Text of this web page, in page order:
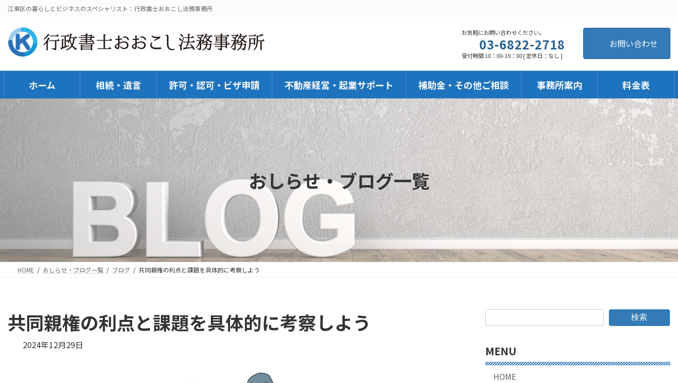
コ
ン
へ
キ
ッ
プ
ナ
ー
ョ
に
移
動
江東区の暮らしとビジネスのスペシャリスト：行政書士おおこし法務事務所
お気軽にお問い合わせください。
03-6822-2718
受付時間 10：00-19：00 [ 定休日：なし ]
お問い合わせ
ホーム 相続・遺言 許可・認可・ビザ申請 不動産経営・起業サポート 補助金・その他ご相談 事務所案内 料金表
おしらせ・ブログ一覧
HOME おしらせ・ブログ一覧 ブログ 共同親権の利点と課題を具体的に考察しよう
共同親権の利点と課題を具体的に考察しよう
最
2024年12月29日
検索
MENU
HOME